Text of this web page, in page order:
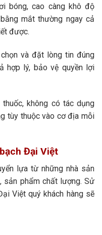
bóng, cao càng khô độ
mắt thường ngay cả
được.
và đặt lòng tin đúng
hợp lý, bảo vệ quyền lợi
không có tác dụng
tùy thuộc vào cơ địa mỗi
Đại Việt
lựa từ những nhà sản
sản phẩm chất lượng. Sử
Việt quý khách hàng sẽ